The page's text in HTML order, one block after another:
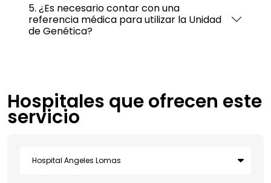
5. ¿Es necesario contar con una
referencia médica para utilizar la Unidad
de Genética?
Hospitales que ofrecen este
servicio